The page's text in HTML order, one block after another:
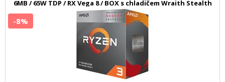
6MB / 65W TDP / RX Vega 8 / BOX s chladičem Wraith Stealth
-8%